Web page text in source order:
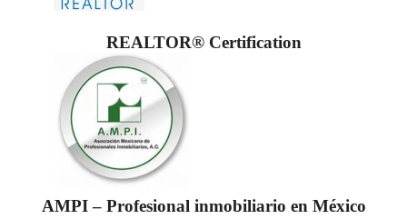
REALTOR® Certification
AMPI – Profesional inmobiliario en México